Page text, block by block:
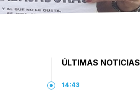
ÚLTIMAS NOTICIAS
14:43